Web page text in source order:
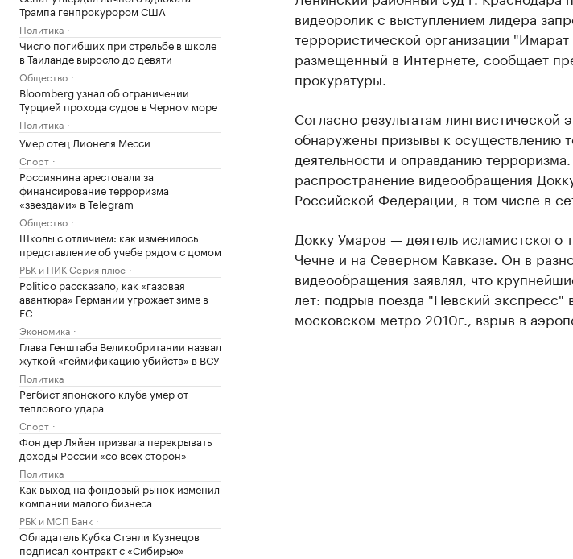
Трампа генпрокурором США
Политика
Число погибших при стрельбе в школе
в Таиланде выросло до девяти
Общество
Bloomberg узнал об ограничении
Турцией прохода судов в Черном море
Политика
Умер отец Лионеля Месси
Спорт
Россиянина арестовали за
финансирование терроризма
«звездами» в Telegram
Общество
Школы с отличием: как изменилось
представление об учебе рядом с домом
РБК и ПИК Серия плюс
Politico рассказало, как «газовая
авантюра» Германии угрожает зиме в
ЕС
Экономика
Глава Генштаба Великобритании назвал
жуткой «геймификацию убийств» в ВСУ
Политика
Регбист японского клуба умер от
теплового удара
Спорт
Фон дер Ляйен призвала перекрывать
доходы России «со всех сторон»
Политика
Как выход на фондовый рынок изменил
компании малого бизнеса
РБК и МСП Банк
Обладатель Кубка Стэнли Кузнецов
подписал контракт с «Сибирью»
видеоролик с выступлением лидера
террористической организации "Имарат
размещенный в Интернете, сообщает
прокуратуры.
Согласно результатам лингвистической
обнаружены призывы к осуществлению
деятельности и оправданию
распространение видеообращения
Российской Федерации, в том числе в
Докку Умаров — деятель исламистского
Чечне и на Северном Кавказе. Он в
видеообращения заявлял, что
лет: подрыв поезда "Невский экспресс"
московском метро 2010г., взрыв в